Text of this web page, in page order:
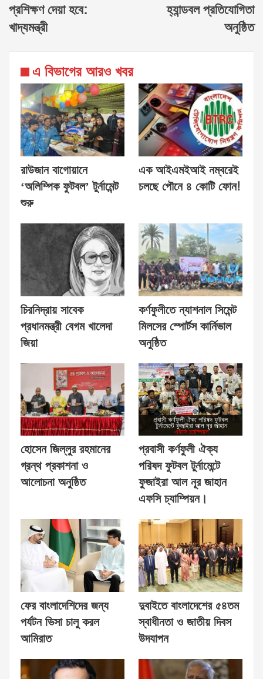
প্রশিক্ষণ দেয়া হবে:
খাদ্যমন্ত্রী
হ্যান্ডবল প্রতিযোগিতা
অনুষ্ঠিত
এ বিভাগের আরও খবর
রাউজান বাগোয়ানে
‘অলিম্পিক ফুটবল’ টুর্নামেন্ট
শুরু
এক আইএমইআই নম্বরেই
চলছে পৌনে ৪ কোটি ফোন!
চিরনিদ্রায় সাবেক
প্রধানমন্ত্রী বেগম খালেদা
জিয়া
কর্ণফুলীতে ন্যাশনাল সিমেন্ট
মিলসের স্পোর্টস কার্নিভাল
অনুষ্ঠিত
হোসেন জিল্লুর রহমানের
গ্রন্থ প্রকাশনা ও
আলোচনা অনুষ্ঠিত
প্রবাসী কর্ণফুলী ঐক্য
পরিষদ ফুটবল টুর্নামেন্টে
ফুজাইরা আল নূর জাহান
এফসি চ্যাম্পিয়ন।
ফের বাংলাদেশিদের জন্য
পর্যটন ভিসা চালু করল
আমিরাত
দুবাইতে বাংলাদেশের ৫৪তম
স্বাধীনতা ও জাতীয় দিবস
উদযাপন